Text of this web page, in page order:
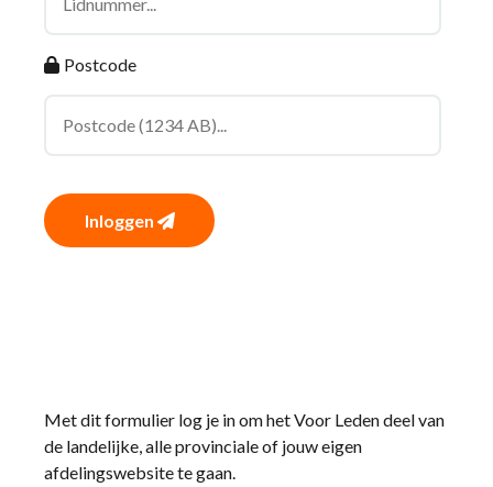
Postcode
Inloggen
Met dit formulier log je in om het Voor Leden deel van
de landelijke, alle provinciale of jouw eigen
afdelingswebsite te gaan.